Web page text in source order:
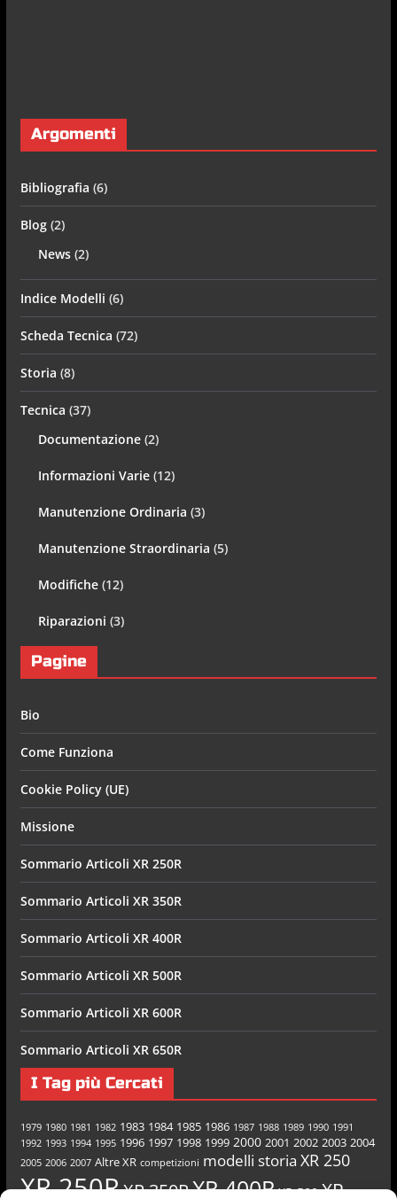
Argomenti
Bibliografia (6)
Blog(2)
News(2)
Indice Modelli (6)
Scheda Tecnica (72)
Storia (8)
Tecnica (37)
Documentazione(2)
Informazioni Varie(12)
Manutenzione Ordinaria (3)
Manutenzione Straordinaria (5)
Modifiche(12)
Riparazioni (3)
Pagine
Bio
Come Funziona
Cookie Policy (UE)
Missione
Sommario Articoli XR 250R
Sommario Articoli XR 350R
Sommario Articoli XR 400R
Sommario Articoli XR 500R
Sommario Articoli XR 600R
Sommario Articoli XR 650R
I Tag più Cercati
1979 1980 1981 1982 1983 1984 1985 1986 1987 1988 1989 1990 1991
1992 1993 1994 1995 1996 1997 1998 1999 2000 2001 2002 2003 2004
2005 2006 2007 Altre XR competizioni modelli storia XR 250
XR 250RXR 350RXR 400R XR 500 XR